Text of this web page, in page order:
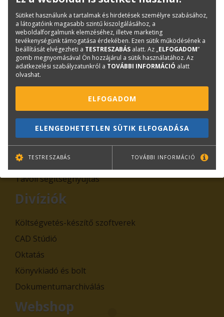
Leiratkozás
Kiemelt tartalmak
Rólunk
Adatkezelési tájékoztatók
Cégadatok
Hírek
Állásajánlataink
Távoli segítségnyújtás
Divíziók
Költségvetés-készítő szoftverek
CAD Stúdió
Oktatás
Könyvkiadó és bolt
Dokumentumarchiválás
Webshop
Sütiket használunk a tartalmak és hirdetések személyre szabásához,
a látogatóink magasabb szintű kiszolgálásához, a
weboldalforgalmunk elemzéséhez, illetve marketing
tevékenységünk támogatása érdekében. Ezen sütik működésének a
beállítását elvégezheti a TESTRESZABÁS alatt. Az „ELFOGADOM”
gomb megnyomásával Ön hozzájárul a sütik használatához. Az
adatkezelési szabályzatunkról a TOVÁBBI INFORMÁCIÓ alatt
olvashat.
ELFOGADOM
ELENGEDHETETLEN SÜTIK ELFOGADÁSA
TESTRESZABÁS TOVÁBBI INFORMÁCIÓ